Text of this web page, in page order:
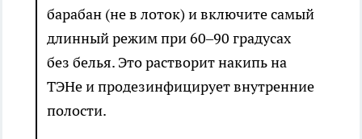
барабан (не в лоток) и включите самый
длинный режим при 60–90 градусах
без белья. Это растворит накипь на
ТЭНе и продезинфицирует внутренние
полости.